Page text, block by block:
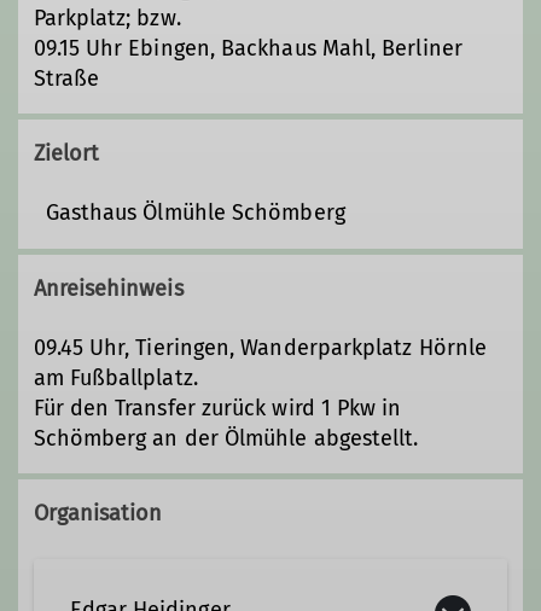
Parkplatz; bzw.
09.15 Uhr Ebingen, Backhaus Mahl, Berliner
Straße
Zielort
Gasthaus Ölmühle Schömberg
Anreisehinweis
09.45 Uhr, Tieringen, Wanderparkplatz Hörnle
am Fußballplatz.
Für den Transfer zurück wird 1 Pkw in
Schömberg an der Ölmühle abgestellt.
Organisation